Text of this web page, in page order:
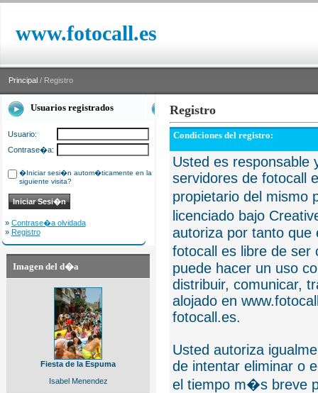
www.fotocall.es
Principal / Registro
Usuarios registrados
Usuario:
Contrase�a:
�Iniciar sesi�n autom�ticamente en la
siguiente visita?
» Contrase�a olvidada
» Registro
Imagen del d�a
Fiesta de la Espuma
Isabel Menendez
Registro
Condiciones del registro:
Usted es responsable
servidores de fotocall
propietario del mismo
licenciado bajo
autoriza por tanto que
fotocall es libre de
puede hacer un uso
distribuir, comunicar,
alojado en
fotocall.es.
Usted autoriza
de intentar eliminar o
el tiempo m�s breve